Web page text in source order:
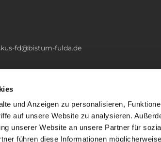
und Anzeigen zu personalisieren,
auf unsere Website zu analysieren.
unserer Website an unsere Partner für
führen diese Informationen
fd@bistum-fulda.de